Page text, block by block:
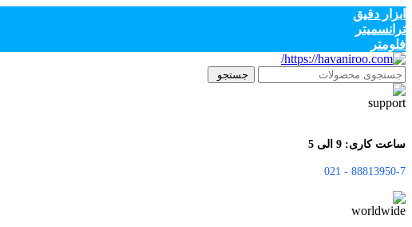
ابزار دقیق
ترانسمیتر
فلومتر
جستجو
ساعت کاری: 9 الی 5
88813950-7 - 021